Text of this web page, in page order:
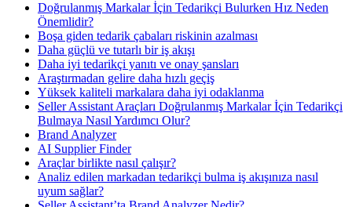
Doğrulanmış Markalar İçin Tedarikçi Bulurken Hız Neden
Önemlidir?
Boşa giden tedarik çabaları riskinin azalması
Daha güçlü ve tutarlı bir iş akışı
Daha iyi tedarikçi yanıtı ve onay şansları
Araştırmadan gelire daha hızlı geçiş
Yüksek kaliteli markalara daha iyi odaklanma
Seller Assistant Araçları Doğrulanmış Markalar İçin Tedarikçi
Bulmaya Nasıl Yardımcı Olur?
Brand Analyzer
AI Supplier Finder
Araçlar birlikte nasıl çalışır?
Analiz edilen markadan tedarikçi bulma iş akışınıza nasıl
uyum sağlar?